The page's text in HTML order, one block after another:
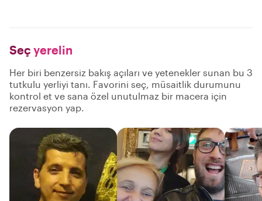
Seç yerelin
Her biri benzersiz bakış açıları ve yetenekler sunan bu 3
tutkulu yerliyi tanı. Favorini seç, müsaitlik durumunu
kontrol et ve sana özel unutulmaz bir macera için
rezervasyon yap.